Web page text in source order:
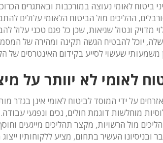
ביטוח לאומי נעוצה במורכבות ובאתגרים
ההליכים מול הביטוח הלאומי עלולים
מדויק ונטול שגיאות, שכן כל פגם טכני עלול
יוכל להבטיח הגשה תקינה ומהירה של
משמעותי שעשוי לסייע בקידום האינטרסים של
לאומי לא יוותר על
על ידי המוסד לביטוח לאומי אינן בגדר
מוחלשות דוגמת חולים, נכים ונפגעי
מול הרשויות, מקצר תהליכים מייגעים
ובניסיונו העשיר בתחום, מציע ללקוחותיו